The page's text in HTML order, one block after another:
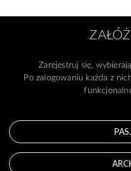
Zarejestruj się,
Po zalogowaniu każda z